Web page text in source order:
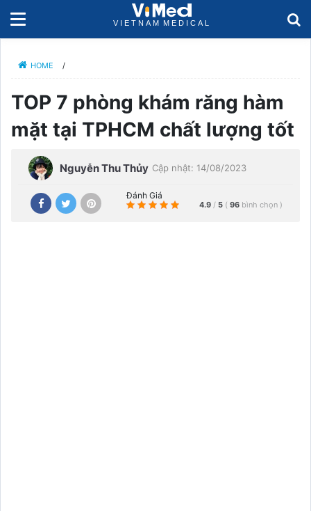
HOME /
TOP 7 phòng khám răng hàm
mặt tại TPHCM chất lượng tốt
Nguyễn Thu Thủy Cập nhật: 14/08/2023
Đánh Giá
4.9 / 5 ( 96 bình chọn )